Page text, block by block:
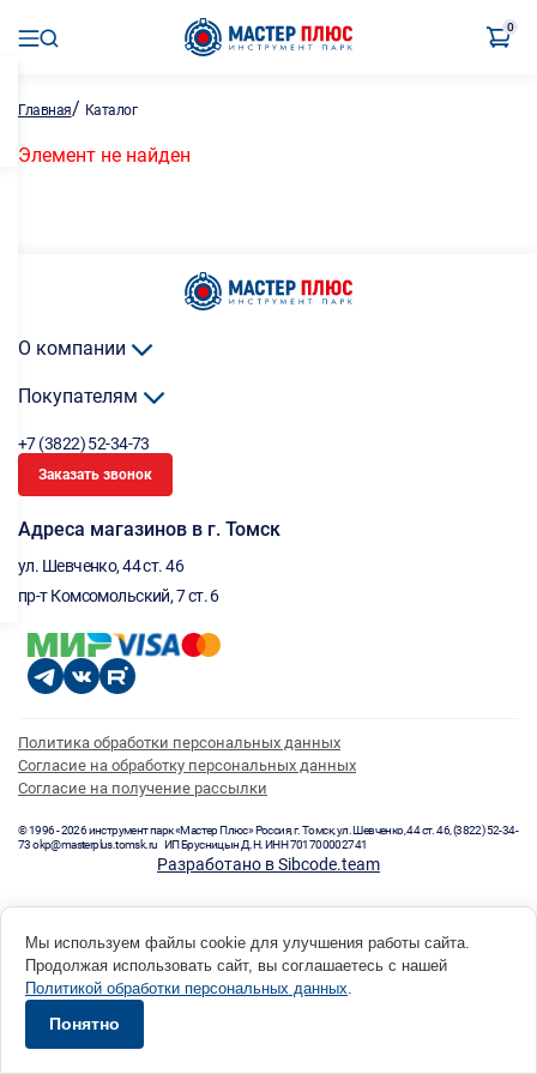
0
Главная/ Каталог
Элемент не найден
О компании
Покупателям
+7 (3822) 52-34-73
Заказать звонок
Адреса магазинов в г. Томск
ул. Шевченко, 44 ст. 46
пр-т Комсомольский, 7 ст. 6
Политика обработки персональных данных
Согласие на обработку персональных данных
Согласие на получение рассылки
© 1996 - 2026 инструмент парк «Мастер Плюс» Россия, г. Томск, ул. Шевченко, 44 ст. 46, (3822) 52-34-
73 okp@masterplus.tomsk.ru ИП Брусницын Д.Н. ИНН 701700002741
Разработано в Sibcode.team
Мы используем файлы cookie для улучшения работы сайта.
Продолжая использовать сайт, вы соглашаетесь с нашей
Политикой обработки персональных данных.
Понятно